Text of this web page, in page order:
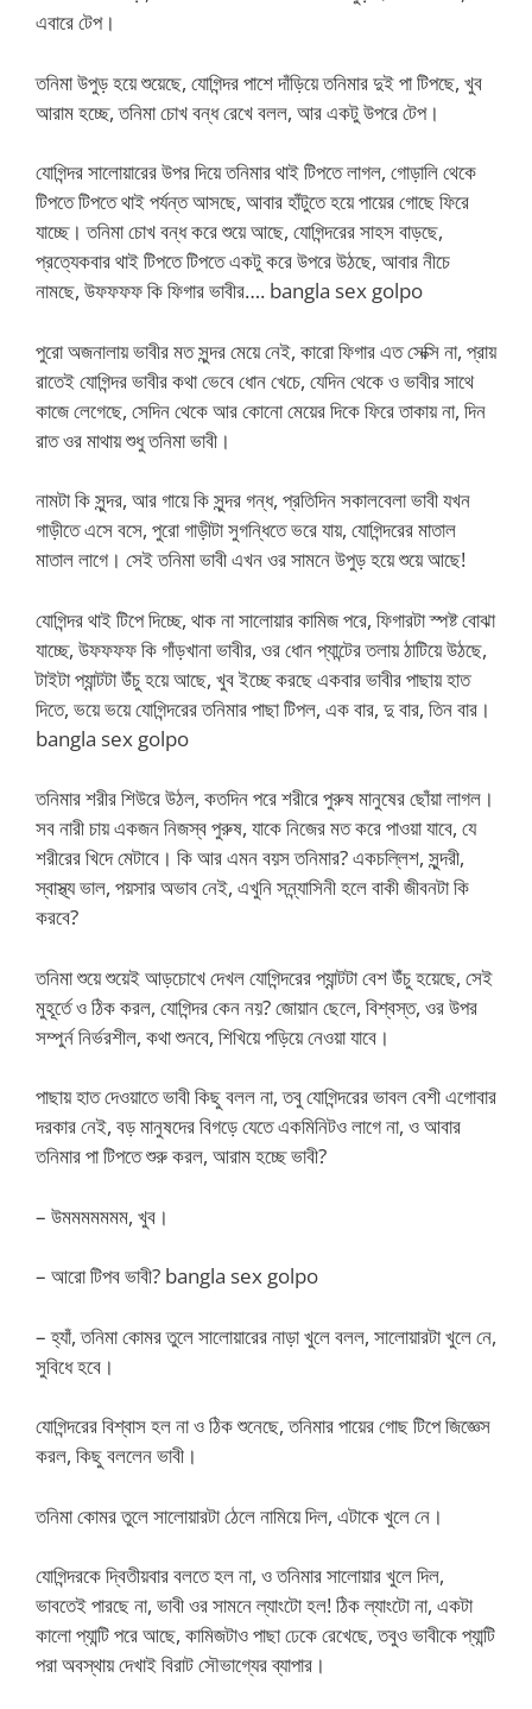
এবারে টেপ।
তনিমা উপুড় হয়ে শুয়েছে, যোগিন্দর পাশে দাঁড়িয়ে তনিমার দুই পা টিপছে, খুব
আরাম হচ্ছে, তনিমা চোখ বন্ধ রেখে বলল, আর একটু উপরে টেপ।
যোগিন্দর সালোয়ারের উপর দিয়ে তনিমার থাই টিপতে লাগল, গোড়ালি থেকে
টিপতে টিপতে থাই পর্যন্ত আসছে, আবার হাঁটুতে হয়ে পায়ের গোছে ফিরে
যাচ্ছে। তনিমা চোখ বন্ধ করে শুয়ে আছে, যোগিন্দরের সাহস বাড়ছে,
প্রত্যেকবার থাই টিপতে টিপতে একটু করে উপরে উঠছে, আবার নীচে
নামছে, উফফফফ কি ফিগার ভাবীর…. bangla sex golpo
পুরো অজনালায় ভাবীর মত সুন্দর মেয়ে নেই, কারো ফিগার এত সেক্সি না, প্রায়
রাতেই যোগিন্দর ভাবীর কথা ভেবে ধোন খেচে, যেদিন থেকে ও ভাবীর সাথে
কাজে লেগেছে, সেদিন থেকে আর কোনো মেয়ের দিকে ফিরে তাকায় না, দিন
রাত ওর মাথায় শুধু তনিমা ভাবী।
নামটা কি সুন্দর, আর গায়ে কি সুন্দর গন্ধ, প্রতিদিন সকালবেলা ভাবী যখন
গাড়ীতে এসে বসে, পুরো গাড়ীটা সুগন্ধিতে ভরে যায়, যোগিন্দরের মাতাল
মাতাল লাগে। সেই তনিমা ভাবী এখন ওর সামনে উপুড় হয়ে শুয়ে আছে!
যোগিন্দর থাই টিপে দিচ্ছে, থাক না সালোয়ার কামিজ পরে, ফিগারটা স্পষ্ট বোঝা
যাচ্ছে, উফফফফ কি গাঁড়খানা ভাবীর, ওর ধোন প্যান্টের তলায় ঠাটিয়ে উঠছে,
টাইটা প্যান্টটা উঁচু হয়ে আছে, খুব ইচ্ছে করছে একবার ভাবীর পাছায় হাত
দিতে, ভয়ে ভয়ে যোগিন্দরের তনিমার পাছা টিপল, এক বার, দু বার, তিন বার।
bangla sex golpo
তনিমার শরীর শিউরে উঠল, কতদিন পরে শরীরে পুরুষ মানুষের ছোঁয়া লাগল।
সব নারী চায় একজন নিজস্ব পুরুষ, যাকে নিজের মত করে পাওয়া যাবে, যে
শরীরের খিদে মেটাবে। কি আর এমন বয়স তনিমার? একচল্লিশ, সুন্দরী,
স্বাস্থ্য ভাল, পয়সার অভাব নেই, এখুনি সন্ন্যাসিনী হলে বাকী জীবনটা কি
করবে?
তনিমা শুয়ে শুয়েই আড়চোখে দেখল যোগিন্দরের প্যান্টটা বেশ উঁচু হয়েছে, সেই
মুহূর্তে ও ঠিক করল, যোগিন্দর কেন নয়? জোয়ান ছেলে, বিশ্বস্ত, ওর উপর
সম্পুর্ন নির্ভরশীল, কথা শুনবে, শিখিয়ে পড়িয়ে নেওয়া যাবে।
পাছায় হাত দেওয়াতে ভাবী কিছু বলল না, তবু যোগিন্দরের ভাবল বেশী এগোবার
দরকার নেই, বড় মানুষদের বিগড়ে যেতে একমিনিটও লাগে না, ও আবার
তনিমার পা টিপতে শুরু করল, আরাম হচ্ছে ভাবী?
– উমমমমমমম, খুব।
– আরো টিপব ভাবী? bangla sex golpo
– হ্যাঁ, তনিমা কোমর তুলে সালোয়ারের নাড়া খুলে বলল, সালোয়ারটা খুলে নে,
সুবিধে হবে।
যোগিন্দরের বিশ্বাস হল না ও ঠিক শুনেছে, তনিমার পায়ের গোছ টিপে জিজ্ঞেস
করল, কিছু বললেন ভাবী।
তনিমা কোমর তুলে সালোয়ারটা ঠেলে নামিয়ে দিল, এটাকে খুলে নে।
যোগিন্দরকে দ্বিতীয়বার বলতে হল না, ও তনিমার সালোয়ার খুলে দিল,
ভাবতেই পারছে না, ভাবী ওর সামনে ল্যাংটো হল! ঠিক ল্যাংটো না, একটা
কালো প্যান্টি পরে আছে, কামিজটাও পাছা ঢেকে রেখেছে, তবুও ভাবীকে প্যান্টি
পরা অবস্থায় দেখাই বিরাট সৌভাগ্যের ব্যাপার।